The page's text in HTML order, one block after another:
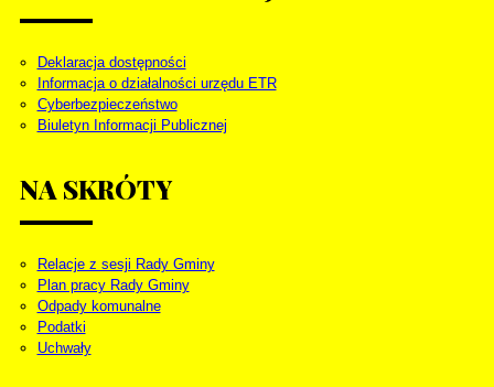
Deklaracja dostępności
Informacja o działalności urzędu ETR
Cyberbezpieczeństwo
Biuletyn Informacji Publicznej
NA SKRÓTY
Relacje z sesji Rady Gminy
Plan pracy Rady Gminy
Odpady komunalne
Podatki
Uchwały